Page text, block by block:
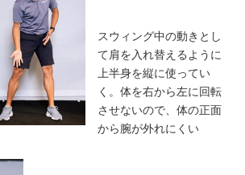
スウィング中の動きとし
て肩を入れ替えるように
上半身を縦に使ってい
く。体を右から左に回転
させないので、体の正面
から腕が外れにくい